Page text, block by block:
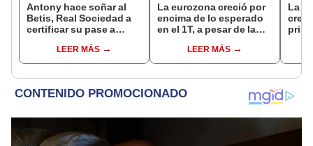
Antony hace soñar al
Betis, Real Sociedad a
certificar su pase a
LEER MÁS
La eurozona creció por
encima de lo esperado
en el 1T, a pesar de la
LEER MÁS
La